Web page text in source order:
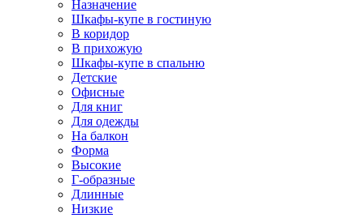
Назначение
Шкафы-купе в гостиную
В коридор
В прихожую
Шкафы-купе в спальню
Детские
Офисные
Для книг
Для одежды
На балкон
Форма
Высокие
Г-образные
Длинные
Низкие